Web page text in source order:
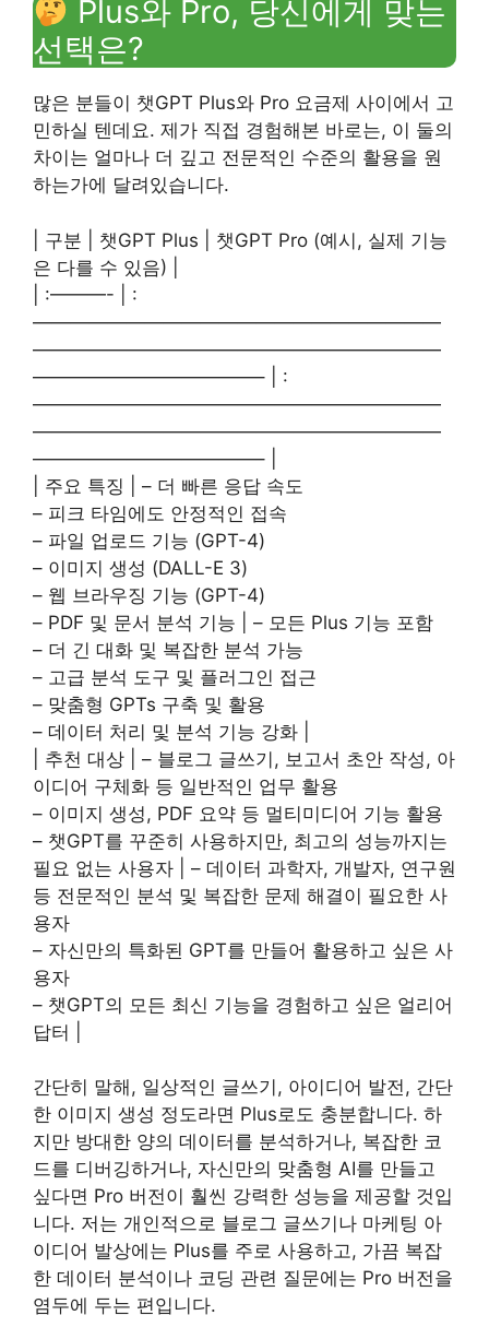
Plus와 Pro, 당신에게 맞는
선택은?
많은 분들이 챗GPT Plus와 Pro 요금제 사이에서 고
민하실 텐데요. 제가 직접 경험해본 바로는, 이 둘의
차이는 얼마나 더 깊고 전문적인 수준의 활용을 원
하는가에 달려있습니다.
| 구분 | 챗GPT Plus | 챗GPT Pro (예시, 실제 기능
은 다를 수 있음) |
| :———- | :
——————————————————————
——————————————————————
————————————– | :
——————————————————————
——————————————————————
————————————– |
| 주요 특징 | – 더 빠른 응답 속도
– 피크 타임에도 안정적인 접속
– 파일 업로드 기능 (GPT-4)
– 이미지 생성 (DALL-E 3)
– 웹 브라우징 기능 (GPT-4)
– PDF 및 문서 분석 기능 | – 모든 Plus 기능 포함
– 더 긴 대화 및 복잡한 분석 가능
– 고급 분석 도구 및 플러그인 접근
– 맞춤형 GPTs 구축 및 활용
– 데이터 처리 및 분석 기능 강화 |
| 추천 대상 | – 블로그 글쓰기, 보고서 초안 작성, 아
이디어 구체화 등 일반적인 업무 활용
– 이미지 생성, PDF 요약 등 멀티미디어 기능 활용
– 챗GPT를 꾸준히 사용하지만, 최고의 성능까지는
필요 없는 사용자 | – 데이터 과학자, 개발자, 연구원
등 전문적인 분석 및 복잡한 문제 해결이 필요한 사
용자
– 자신만의 특화된 GPT를 만들어 활용하고 싶은 사
용자
– 챗GPT의 모든 최신 기능을 경험하고 싶은 얼리어
답터 |
간단히 말해, 일상적인 글쓰기, 아이디어 발전, 간단
한 이미지 생성 정도라면 Plus로도 충분합니다. 하
지만 방대한 양의 데이터를 분석하거나, 복잡한 코
드를 디버깅하거나, 자신만의 맞춤형 AI를 만들고
싶다면 Pro 버전이 훨씬 강력한 성능을 제공할 것입
니다. 저는 개인적으로 블로그 글쓰기나 마케팅 아
이디어 발상에는 Plus를 주로 사용하고, 가끔 복잡
한 데이터 분석이나 코딩 관련 질문에는 Pro 버전을
염두에 두는 편입니다.